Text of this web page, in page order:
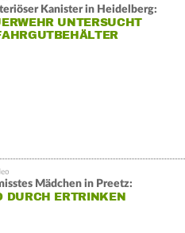
Kanister in Heidelberg:
UNTERSUCHT
Mädchen in Preetz:
DURCH ERTRINKEN